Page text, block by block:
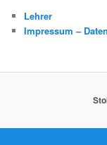
Lehrer
Impressum –